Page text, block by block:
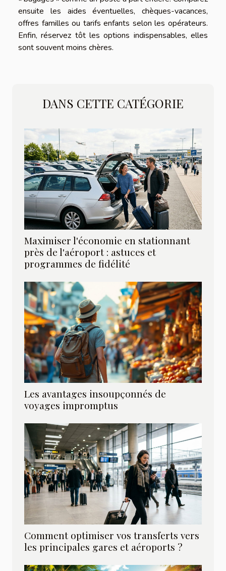
ensuite les aides éventuelles, chèques-vacances,
offres familles ou tarifs enfants selon les opérateurs.
Enfin, réservez tôt les options indispensables, elles
sont souvent moins chères.
DANS CETTE CATÉGORIE
Maximiser l'économie en stationnant
près de l'aéroport : astuces et
programmes de fidélité
Les avantages insoupçonnés de
voyages impromptus
Comment optimiser vos transferts vers
les principales gares et aéroports ?